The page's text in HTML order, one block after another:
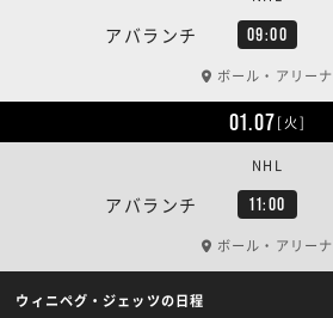
アバランチ 09:00
ボール・アリーナ
01.07[火]
アバランチ 11:00
NHL
ボール・アリーナ
ウィニペグ・ジェッツの日程